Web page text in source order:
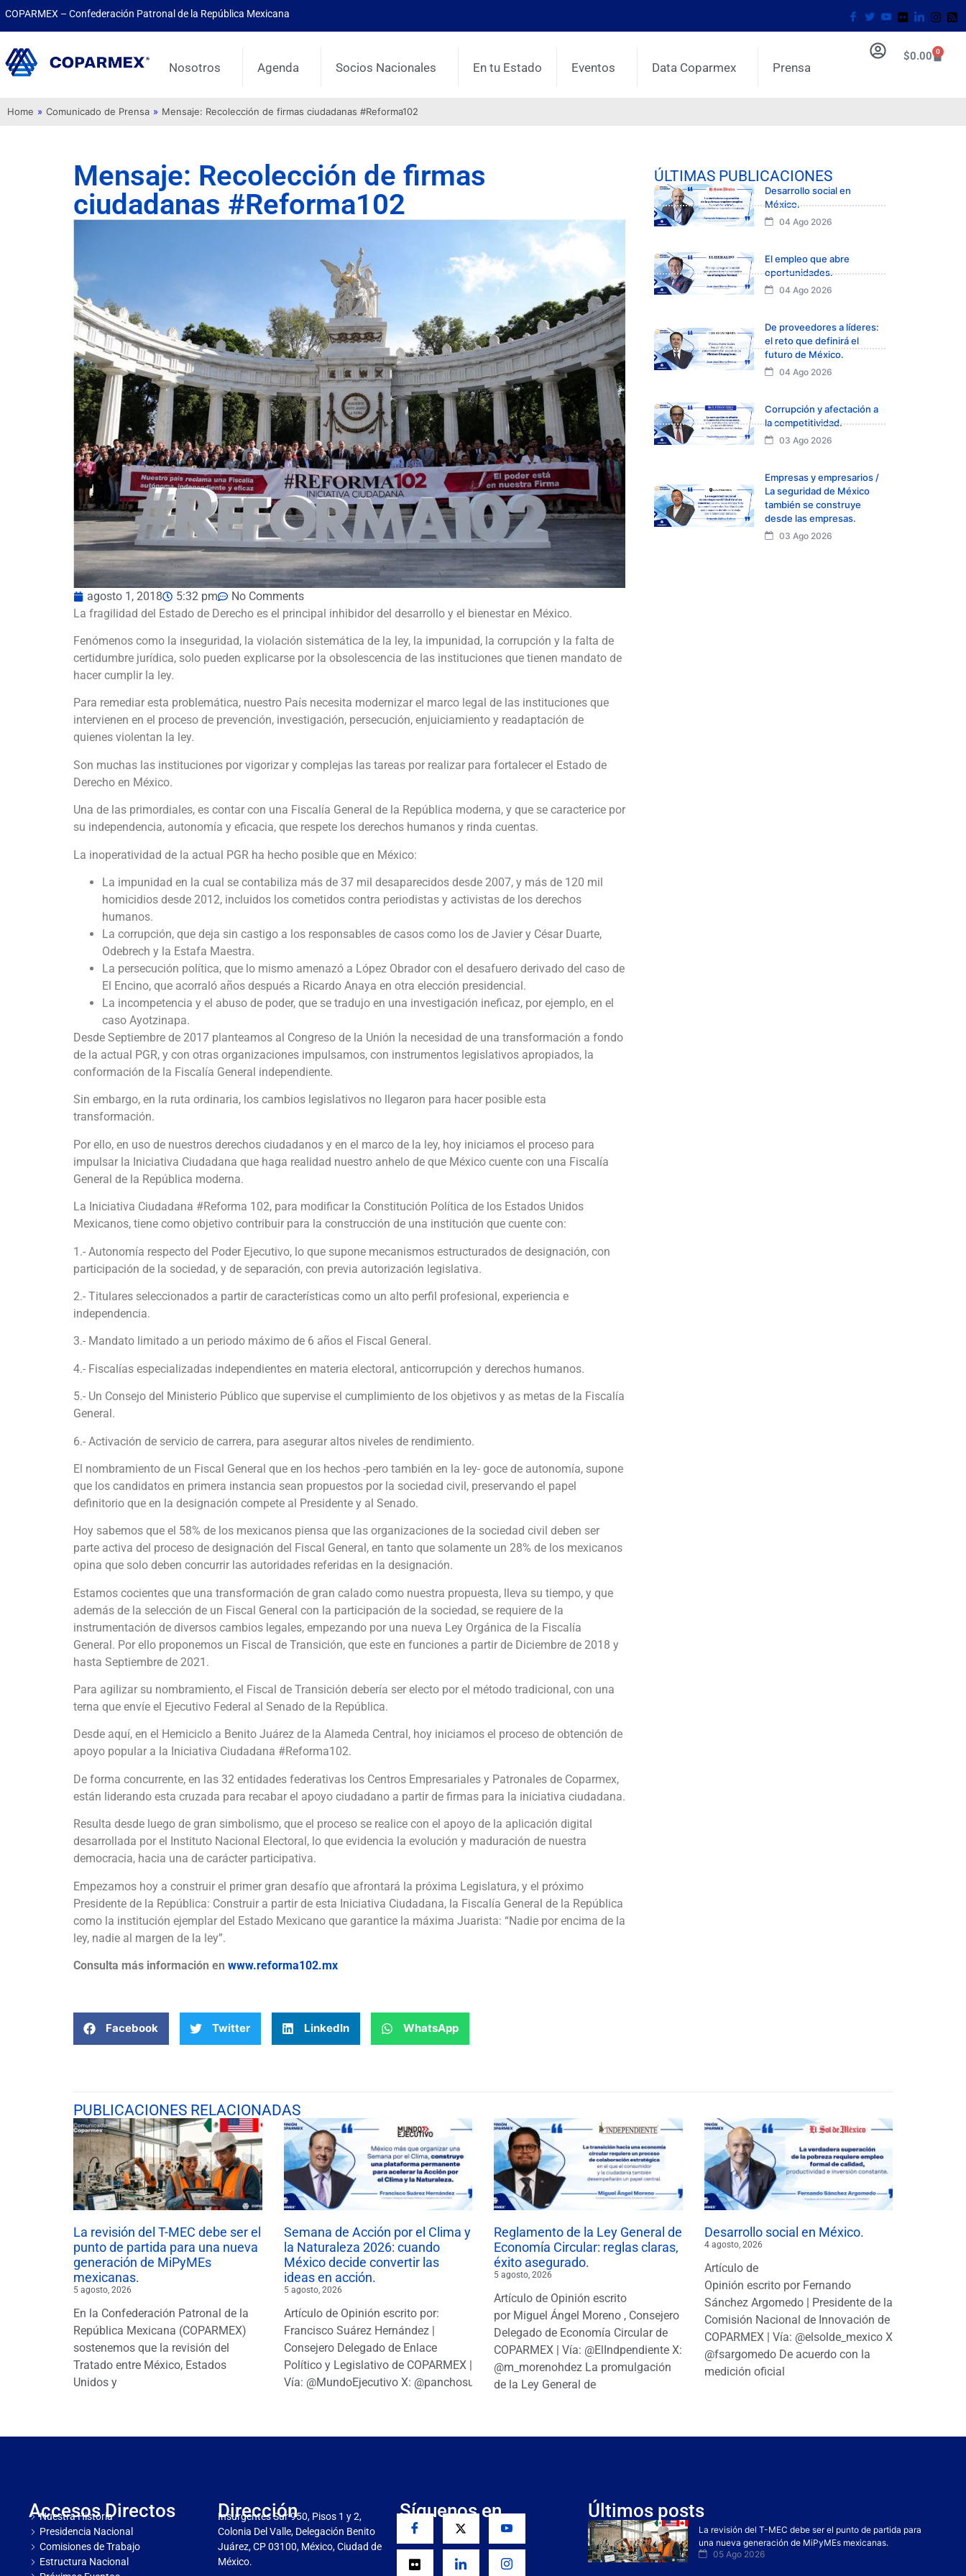
COPARMEX – Confederación Patronal de la República Mexicana
Nosotros Agenda Socios Nacionales En tu Estado Eventos Data Coparmex Prensa
$0.00 0
Home » Comunicado de Prensa » Mensaje: Recolección de firmas ciudadanas #Reforma102
Mensaje: Recolección de firmas
ciudadanas #Reforma102
agosto 1, 2018 5:32 pm
No Comments
La fragilidad del Estado de Derecho es el principal inhibidor del desarrollo y el bienestar en México.
Fenómenos como la inseguridad, la violación sistemática de la ley, la impunidad, la corrupción y la falta de
certidumbre jurídica, solo pueden explicarse por la obsolescencia de las instituciones que tienen mandato de
hacer cumplir la ley.
Para remediar esta problemática, nuestro País necesita modernizar el marco legal de las instituciones que
intervienen en el proceso de prevención, investigación, persecución, enjuiciamiento y readaptación de
quienes violentan la ley.
Son muchas las instituciones por vigorizar y complejas las tareas por realizar para fortalecer el Estado de
Derecho en México.
Una de las primordiales, es contar con una Fiscalía General de la República moderna, y que se caracterice por
su independencia, autonomía y eficacia, que respete los derechos humanos y rinda cuentas.
La inoperatividad de la actual PGR ha hecho posible que en México:
La impunidad en la cual se contabiliza más de 37 mil desaparecidos desde 2007, y más de 120 mil
homicidios desde 2012, incluidos los cometidos contra periodistas y activistas de los derechos
humanos.
La corrupción, que deja sin castigo a los responsables de casos como los de Javier y César Duarte,
Odebrech y la Estafa Maestra.
La persecución política, que lo mismo amenazó a López Obrador con el desafuero derivado del caso de
El Encino, que acorraló años después a Ricardo Anaya en otra elección presidencial.
La incompetencia y el abuso de poder, que se tradujo en una investigación ineficaz, por ejemplo, en el
caso Ayotzinapa.
Desde Septiembre de 2017 planteamos al Congreso de la Unión la necesidad de una transformación a fondo
de la actual PGR, y con otras organizaciones impulsamos, con instrumentos legislativos apropiados, la
conformación de la Fiscalía General independiente.
Sin embargo, en la ruta ordinaria, los cambios legislativos no llegaron para hacer posible esta
transformación.
Por ello, en uso de nuestros derechos ciudadanos y en el marco de la ley, hoy iniciamos el proceso para
impulsar la Iniciativa Ciudadana que haga realidad nuestro anhelo de que México cuente con una Fiscalía
General de la República moderna.
La Iniciativa Ciudadana #Reforma 102, para modificar la Constitución Política de los Estados Unidos
Mexicanos, tiene como objetivo contribuir para la construcción de una institución que cuente con:
1.- Autonomía respecto del Poder Ejecutivo, lo que supone mecanismos estructurados de designación, con
participación de la sociedad, y de separación, con previa autorización legislativa.
2.- Titulares seleccionados a partir de características como un alto perfil profesional, experiencia e
independencia.
3.- Mandato limitado a un periodo máximo de 6 años el Fiscal General.
4.- Fiscalías especializadas independientes en materia electoral, anticorrupción y derechos humanos.
5.- Un Consejo del Ministerio Público que supervise el cumplimiento de los objetivos y as metas de la Fiscalía
General.
6.- Activación de servicio de carrera, para asegurar altos niveles de rendimiento.
El nombramiento de un Fiscal General que en los hechos -pero también en la ley- goce de autonomía, supone
que los candidatos en primera instancia sean propuestos por la sociedad civil, preservando el papel
definitorio que en la designación compete al Presidente y al Senado.
Hoy sabemos que el 58% de los mexicanos piensa que las organizaciones de la sociedad civil deben ser
parte activa del proceso de designación del Fiscal General, en tanto que solamente un 28% de los mexicanos
opina que solo deben concurrir las autoridades referidas en la designación.
Estamos cocientes que una transformación de gran calado como nuestra propuesta, lleva su tiempo, y que
además de la selección de un Fiscal General con la participación de la sociedad, se requiere de la
instrumentación de diversos cambios legales, empezando por una nueva Ley Orgánica de la Fiscalía
General. Por ello proponemos un Fiscal de Transición, que este en funciones a partir de Diciembre de 2018 y
hasta Septiembre de 2021.
Para agilizar su nombramiento, el Fiscal de Transición debería ser electo por el método tradicional, con una
terna que envíe el Ejecutivo Federal al Senado de la República.
Desde aquí, en el Hemiciclo a Benito Juárez de la Alameda Central, hoy iniciamos el proceso de obtención de
apoyo popular a la Iniciativa Ciudadana #Reforma102.
De forma concurrente, en las 32 entidades federativas los Centros Empresariales y Patronales de Coparmex,
están liderando esta cruzada para recabar el apoyo ciudadano a partir de firmas para la iniciativa ciudadana.
Resulta desde luego de gran simbolismo, que el proceso se realice con el apoyo de la aplicación digital
desarrollada por el Instituto Nacional Electoral, lo que evidencia la evolución y maduración de nuestra
democracia, hacia una de carácter participativa.
Empezamos hoy a construir el primer gran desafío que afrontará la próxima Legislatura, y el próximo
Presidente de la República: Construir a partir de esta Iniciativa Ciudadana, la Fiscalía General de la República
como la institución ejemplar del Estado Mexicano que garantice la máxima Juarista: “Nadie por encima de la
ley, nadie al margen de la ley”.
Consulta más información en www.reforma102.mx
Facebook Twitter LinkedIn WhatsApp
ÚLTIMAS PUBLICACIONES
Desarrollo social en
México.
04 Ago 2026
El empleo que abre
oportunidades.
04 Ago 2026
De proveedores a líderes:
el reto que definirá el
futuro de México.
04 Ago 2026
Corrupción y afectación a
la competitividad.
03 Ago 2026
Empresas y empresarios /
La seguridad de México
también se construye
desde las empresas.
03 Ago 2026
PUBLICACIONES RELACIONADAS
La revisión del T-MEC debe ser el
punto de partida para una nueva
generación de MiPyMEs
mexicanas.
5 agosto, 2026
En la Confederación Patronal de la
República Mexicana (COPARMEX)
sostenemos que la revisión del
Tratado entre México, Estados
Unidos y
Semana de Acción por el Clima y
la Naturaleza 2026: cuando
México decide convertir las
ideas en acción.
5 agosto, 2026
Artículo de Opinión escrito por:
Francisco Suárez Hernández |
Consejero Delegado de Enlace
Político y Legislativo de COPARMEX |
Vía: @MundoEjecutivo X: @panchosuarezh
Reglamento de la Ley General de
Economía Circular: reglas claras,
éxito asegurado.
5 agosto, 2026
Artículo de Opinión escrito
por Miguel Ángel Moreno , Consejero
Delegado de Economía Circular de
COPARMEX | Vía: @ElIndpendiente X:
@m_morenohdez La promulgación
de la Ley General de
Desarrollo social en México.
4 agosto, 2026
Artículo de
Opinión escrito por Fernando
Sánchez Argomedo | Presidente de la
Comisión Nacional de Innovación de
COPARMEX | Vía: @elsolde_mexico X:
@fsargomedo De acuerdo con la
medición oficial
Accesos Directos
Nuestra Historia
Presidencia Nacional
Comisiones de Trabajo
Estructura Nacional
Dirección
Insurgentes Sur 950, Pisos 1 y 2,
Colonia Del Valle, Delegación Benito
Juárez, CP 03100, México, Ciudad de
México.
Síguenos en Últimos posts
La revisión del T-MEC debe ser el punto de partida para
una nueva generación de MiPyMEs mexicanas.
05 Ago 2026